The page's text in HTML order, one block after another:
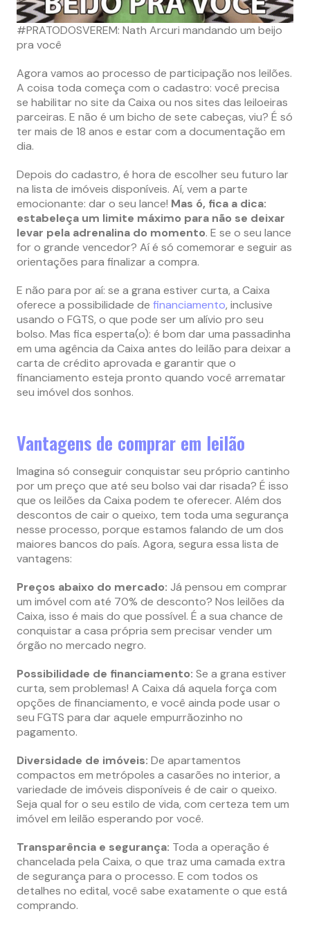
#PRATODOSVEREM: Nath Arcuri mandando um beijo
pra você
Agora vamos ao processo de participação nos leilões.
A coisa toda começa com o cadastro: você precisa
se habilitar no site da Caixa ou nos sites das leiloeiras
parceiras. E não é um bicho de sete cabeças, viu? É só
ter mais de 18 anos e estar com a documentação em
di​​a.
Depois do cadastro, é hora de escolher seu futuro lar
na lista de imóveis disponíveis. Aí, vem a parte
emocionante: dar o seu lance! Mas ó, fica a dica:
estabeleça um limite máximo para não se deixar
levar pela adrenalina do momento. E se o seu lance
for o grande vencedor? Aí é só comemorar e seguir as
orientações para finalizar a compr​​a.
E não para por aí: se a grana estiver curta, a Caixa
oferece a possibilidade de financiamento, inclusive
usando o FGTS, o que pode ser um alívio pro seu
bolso. Mas fica esperta(o): é bom dar uma passadinha
em uma agência da Caixa antes do leilão para deixar a
carta de crédito aprovada e garantir que o
financiamento esteja pronto quando você arrematar
seu imóvel dos sonhos.
Vantagens de comprar em leilão
Imagina só conseguir conquistar seu próprio cantinho
por um preço que até seu bolso vai dar risada? É isso
que os leilões da Caixa podem te oferecer. Além dos
descontos de cair o queixo, tem toda uma segurança
nesse processo, porque estamos falando de um dos
maiores bancos do país. Agora, segura essa lista de
vantagens:
Preços abaixo do mercado: Já pensou em comprar
um imóvel com até 70% de desconto? Nos leilões da
Caixa, isso é mais do que possível. É a sua chance de
conquistar a casa própria sem precisar vender um
órgão no mercado negro.
Possibilidade de financiamento: Se a grana estiver
curta, sem problemas! A Caixa dá aquela força com
opções de financiamento, e você ainda pode usar o
seu FGTS para dar aquele empurrãozinho no
pagamento.
Diversidade de imóveis: De apartamentos
compactos em metrópoles a casarões no interior, a
variedade de imóveis disponíveis é de cair o queixo.
Seja qual for o seu estilo de vida, com certeza tem um
imóvel em leilão esperando por você.
Transparência e segurança: Toda a operação é
chancelada pela Caixa, o que traz uma camada extra
de segurança para o processo. E com todos os
detalhes no edital, você sabe exatamente o que está
comprando.